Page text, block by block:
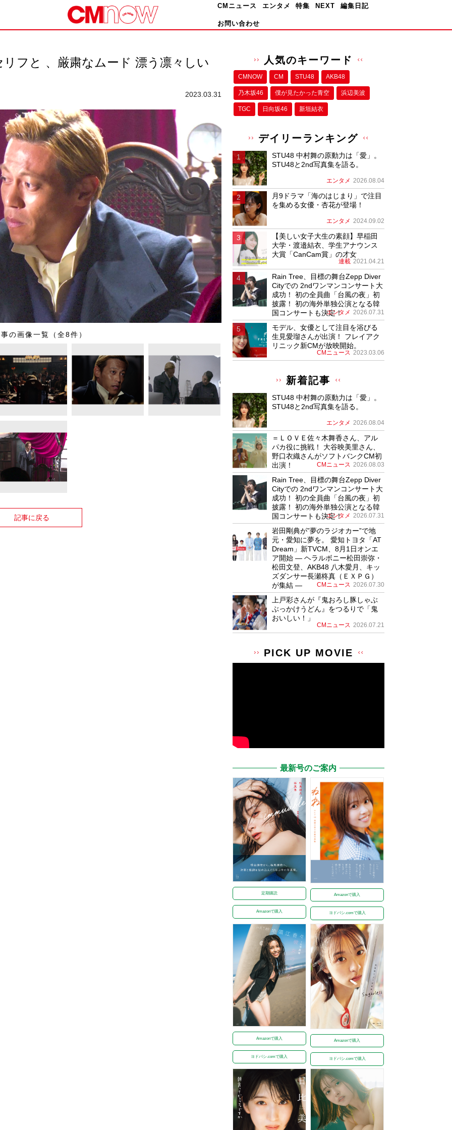
CMニュース エンタメ 特集 NEXT 編集日記
お問い合わせ
リフと 、厳粛なムード 漂う凛々しい
2023.03.31
の画像一覧（全8件）
記事に戻る
人気のキーワード
CMNOW CM STU48 AKB48
乃木坂46 僕が⾒たかった⻘空 浜辺美波
TGC 日向坂46 新垣結衣
デイリーランキング
STU48 中村舞の原動力は「愛」。
STU48と2nd写真集を語る。
エンタメ 2026.08.04
月9ドラマ「海のはじまり」で注目
を集める女優・杏花が登場！
エンタメ 2024.09.02
【美しい女子大生の素顔】早稲田
大学・渡邉結衣、学生アナウンス
大賞「CanCam賞」の才女
連載 2021.04.21
Rain Tree、目標の舞台Zepp Diver
Cityでの 2ndワンマンコンサート大
成功！ 初の全員曲「台風の夜」初
披露！ 初の海外単独公演となる韓
国コンサートも決定！
エンタメ 2026.07.31
モデル、女優として注目を浴びる
生見愛瑠さんが出演！ フレイアク
リニック新CMが放映開始。
CMニュース 2023.03.06
新着記事
STU48 中村舞の原動力は「愛」。
STU48と2nd写真集を語る。
エンタメ 2026.08.04
＝ＬＯＶＥ佐々木舞香さん、アル
パカ役に挑戦！ 大谷映美里さん、
野口衣織さんがソフトバンクCM初
出演！
CMニュース 2026.08.03
Rain Tree、目標の舞台Zepp Diver
Cityでの 2ndワンマンコンサート大
成功！ 初の全員曲「台風の夜」初
披露！ 初の海外単独公演となる韓
国コンサートも決定！
エンタメ 2026.07.31
岩田剛典が”夢のラジオカー”で地
元・愛知に夢を。 愛知トヨタ「AT
Dream」新TVCM、8月1日オンエ
ア開始 ― ヘラルボニー松田崇弥・
松田文登、AKB48 八木愛月、キッ
ズダンサー長瀬柊真（ＥＸＰＧ）
が集結 ―
CMニュース 2026.07.30
上戸彩さんが『鬼おろし豚しゃぶ
ぶっかけうどん』をつるりで「鬼
おいしい！」
CMニュース 2026.07.21
PICK UP MOVIE
最新号のご案内
定期購読
Amazonで購入
Amazonで購入
ヨドバシ.comで購入
Amazonで購入
ヨドバシ.comで購入
Amazonで購入
ヨドバシ.comで購入